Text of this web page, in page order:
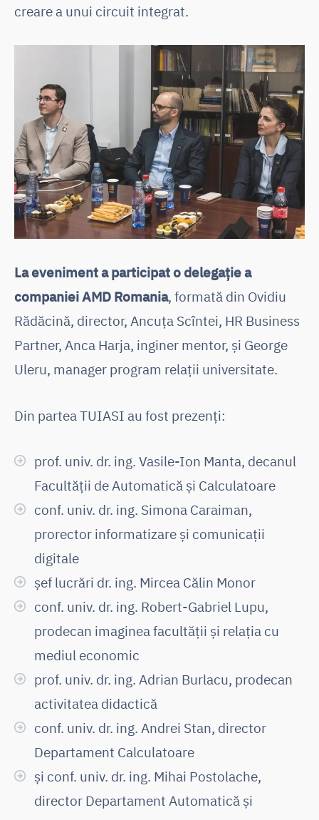
creare a unui circuit integrat.
La eveniment a participat o delegație a
companiei AMD Romania, formată din Ovidiu
Rădăcină, director, Ancuța Scîntei, HR Business
Partner, Anca Harja, inginer mentor, și George
Uleru, manager program relații universitate.
Din partea TUIASI au fost prezenți:
prof. univ. dr. ing. Vasile-Ion Manta, decanul
Facultății de Automatică și Calculatoare
conf. univ. dr. ing. Simona Caraiman,
prorector informatizare și comunicații
digitale
șef lucrări dr. ing. Mircea Călin Monor
conf. univ. dr. ing. Robert-Gabriel Lupu,
prodecan imaginea facultății și relația cu
mediul economic
prof. univ. dr. ing. Adrian Burlacu, prodecan
activitatea didactică
conf. univ. dr. ing. Andrei Stan, director
Departament Calculatoare
și conf. univ. dr. ing. Mihai Postolache,
director Departament Automatică și